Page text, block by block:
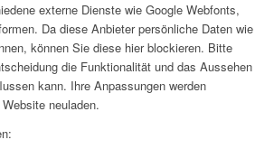
externe Dienste wie Google Webfonts,
Da diese Anbieter persönliche Daten wie
können Sie diese hier blockieren. Bitte
die Funktionalität und das Aussehen
kann. Ihre Anpassungen werden
neuladen.